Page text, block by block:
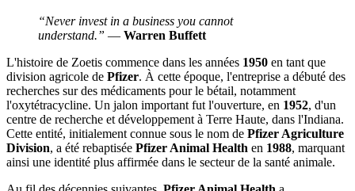
“Never invest in a business you cannot
understand.” — Warren Buffett
L'histoire de Zoetis commence dans les années 1950 en tant que
division agricole de Pfizer. À cette époque, l'entreprise a débuté des
recherches sur des médicaments pour le bétail, notamment
l'oxytétracycline. Un jalon important fut l'ouverture, en 1952, d'un
centre de recherche et développement à Terre Haute, dans l'Indiana.
Cette entité, initialement connue sous le nom de Pfizer Agriculture
Division, a été rebaptisée Pfizer Animal Health en 1988, marquant
ainsi une identité plus affirmée dans le secteur de la santé animale.